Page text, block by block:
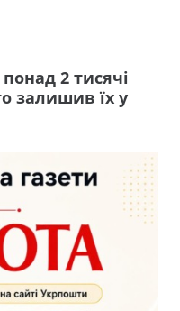
2 тисячі
залишив їх у